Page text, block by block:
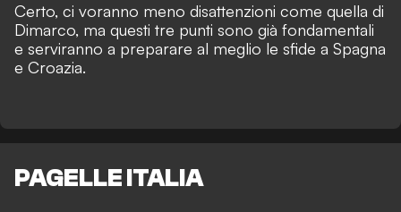
Certo, ci voranno meno disattenzioni come quella di
Dimarco, ma questi tre punti sono già fondamentali
e serviranno a preparare al meglio le sfide a Spagna
e Croazia.
PAGELLE ITALIA